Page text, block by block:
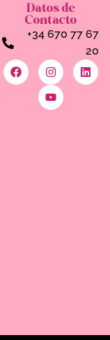
Datos de
Contacto
+34 670 77 67
20